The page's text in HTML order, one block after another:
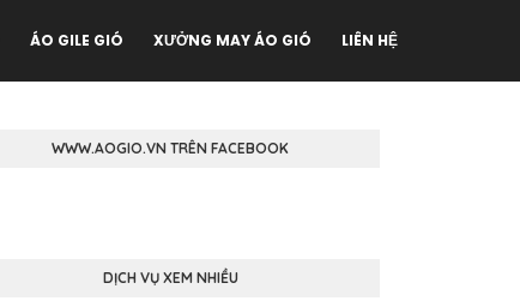
ÁO GILE GIÓ XƯỞNG MAY ÁO GIÓ LIÊN HỆ
WWW.AOGIO.VN TRÊN FACEBOOK
DỊCH VỤ XEM NHIỀU